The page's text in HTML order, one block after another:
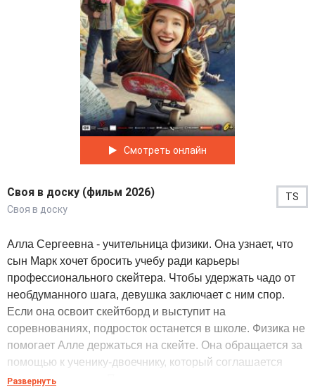
Смотреть онлайн
Своя в доску (фильм 2026)
Своя в доску
TS
Алла Сергеевна - учительница физики. Она узнает, что
сын Марк хочет бросить учебу ради карьеры
профессионального скейтера. Чтобы удержать чадо от
необдуманного шага, девушка заключает с ним спор.
Если она освоит скейтборд и выступит на
соревнованиях, подросток останется в школе. Физика не
помогает Алле держаться на скейте. Она обращается за
помощью к ученику-двоечнику, который соглашается
быть ее тренером. Педагог пытается рассчитать
Развернуть